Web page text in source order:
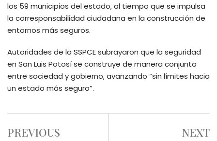
los 59 municipios del estado, al tiempo que se impulsa
la corresponsabilidad ciudadana en la construcción de
entornos más seguros.
Autoridades de la SSPCE subrayaron que la seguridad
en San Luis Potosí se construye de manera conjunta
entre sociedad y gobierno, avanzando “sin límites hacia
un estado más seguro”.
PREVIOUS NEXT